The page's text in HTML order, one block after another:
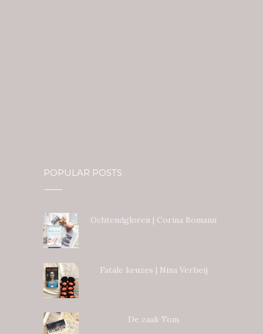
POPULAR POSTS
Ochtendgloren | Corina Bomann
Fatale keuzes | Nina Verheij
De zaak Tom